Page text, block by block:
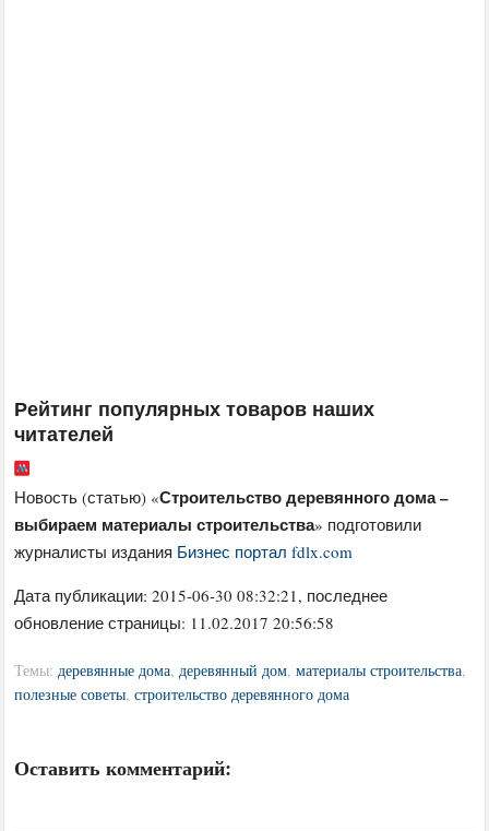
Рейтинг популярных товаров наших
читателей
Новость (статью) «Строительство деревянного дома –
выбираем материалы строительства» подготовили
журналисты издания Бизнес портал fdlx.com
Дата публикации:2015-06-30 08:32:21 , последнее
обновление страницы: 11.02.2017 20:56:58
Темы: деревянные дома, деревянный дом,материалы строительства,
полезные советы,строительство деревянного дома
Оставить комментарий: